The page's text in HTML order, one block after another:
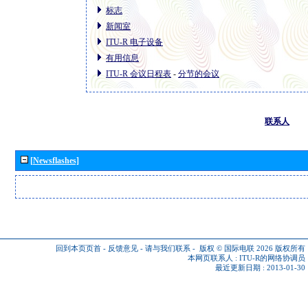
标志
新闻室
ITU-R 电子设备
有用信息
ITU-R 会议日程表 - 分节的会议
联系人
[Newsflashes]
回到本页页首 - 反馈意见 - 请与我们联系 - 版权 © 国际电联 2026 版权所有
本网页联系人 : ITU-R的网络协调员
最近更新日期 : 2013-01-30